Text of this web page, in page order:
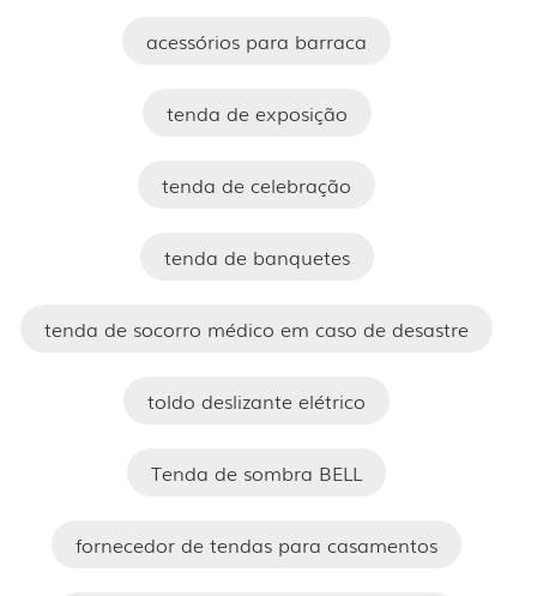
acessórios para barraca
tenda de exposição
tenda de celebração
tenda de banquetes
tenda de socorro médico em caso de desastre
toldo deslizante elétrico
Tenda de sombra BELL
fornecedor de tendas para casamentos